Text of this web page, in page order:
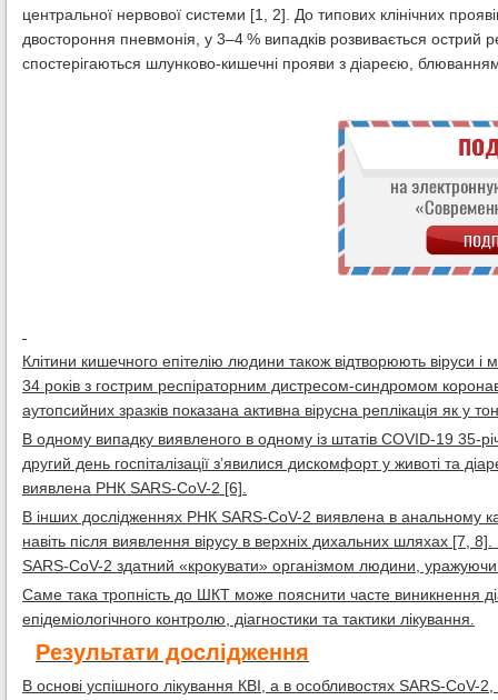
центральної нервової системи [1, 2]. До типових клінічних
двостороння пневмонія, у 3–4 % випадків розвивається острий
спостерігаються шлунково-кишечні прояви з діареєю,
Клітини кишечного епітелію людини також відтворюють віруси і
34 років з гострим респіраторним дистресом-синдромом
аутопсийних зразків показана активна вірусна реплікація як у
В одному випадку виявленого в одному із штатів COVID-19 35-
другий день госпіталізації з’явилися дискомфорт у животі та
виявлена РНК SARS-CoV-2 [6].
В інших дослідженнях РНК SARS-CoV-2 виявлена в анальному
навіть після виявлення вірусу в верхніх дихальних шляхах [7,
SARS-CoV-2 здатний «крокувати» організмом людини,
Саме така тропність до ШКТ може пояснити часте виникнення
епідеміологічного контролю, діагностики та тактики лікування.
Результати дослідження
В основі успішного лікування КВІ, а в особливостях SARS-CoV-